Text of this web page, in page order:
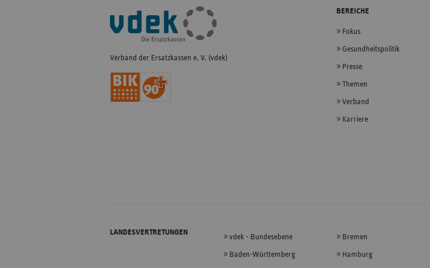
Fußleisten-
Navigation
Verband der Ersatzkassen e. V. (vdek)
BEREICHE
Fokus
Gesundheitspolitik
Presse
Themen
Verband
Karriere
LANDESVERTRETUNGEN
vdek - Bundesebene
Baden-Württemberg
Bremen
Hamburg